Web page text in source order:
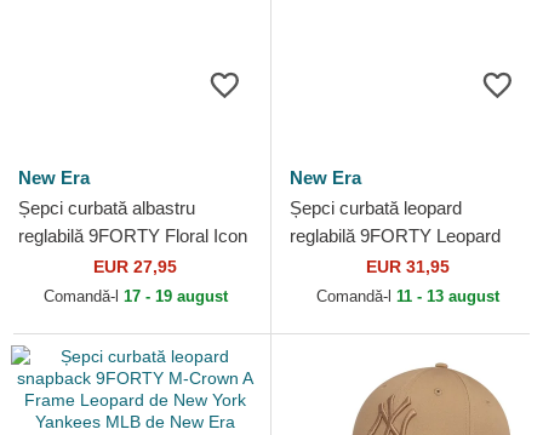
New Era
Șepci curbată albastru
reglabilă 9FORTY Floral Icon
de Los Angeles Dodgers
MLB de New Era
EUR 27,95
Comandă-l 17 - 19 august
New Era
Șepci curbată leopard
reglabilă 9FORTY Leopard
Cosy de New York Yankees
MLB de New Era
EUR 31,95
Comandă-l 11 - 13 august